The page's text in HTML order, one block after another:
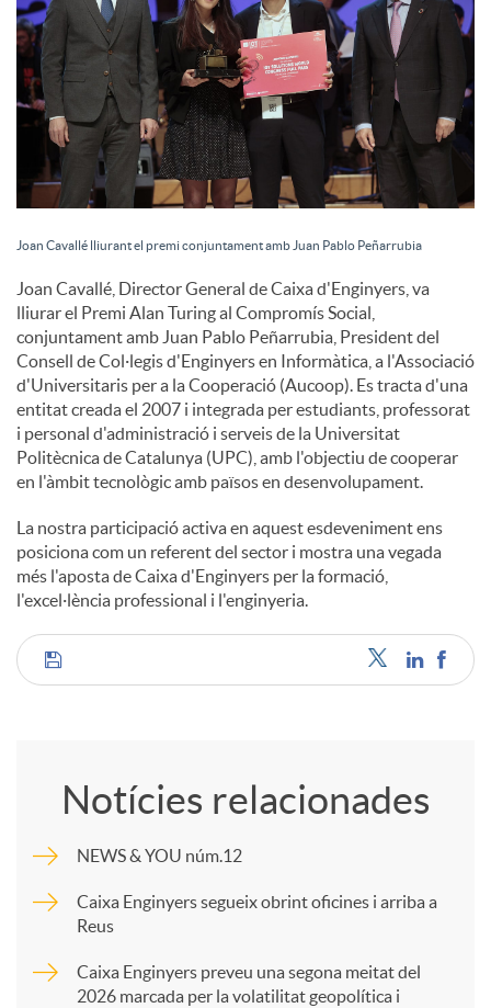
g
u
t
s
Joan Cavallé lliurant el premi conjuntament amb Juan Pablo Peñarrubia
Joan Cavallé, Director General de Caixa d'Enginyers, va
lliurar el Premi Alan Turing al Compromís Social,
conjuntament amb Juan Pablo Peñarrubia, President del
Consell de Col·legis d'Enginyers en Informàtica, a l'Associació
d'Universitaris per a la Cooperació (Aucoop). Es tracta d'una
entitat creada el 2007 i integrada per estudiants, professorat
i personal d'administració i serveis de la Universitat
Politècnica de Catalunya (UPC), amb l'objectiu de cooperar
en l'àmbit tecnològic amb països en desenvolupament.
La nostra participació activa en aquest esdeveniment ens
posiciona com un referent del sector i mostra una vegada
més l'aposta de Caixa d'Enginyers per la formació,
l'excel·lència professional i l'enginyeria.
C
p
a
Notícies relacionades
NEWS & YOU núm.12
Caixa Enginyers segueix obrint oficines i arriba a
Reus
Caixa Enginyers preveu una segona meitat del
2026 marcada per la volatilitat geopolítica i